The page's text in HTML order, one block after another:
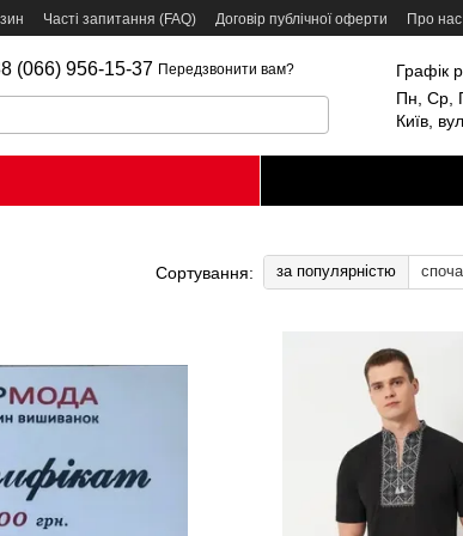
Часті запитання (FAQ) Договір публічної оферти Про нас
(066) 956-15-37 Передзвонити вам?
Графік
Пн, Ср,
Київ,
Сортування: за популярністю